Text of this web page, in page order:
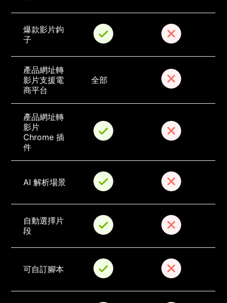
爆款影片鉤
子
產品網址轉
影片支援電
商平台
全部
產品網址轉
影片
Chrome 插
件
AI 解析場景
自動選擇片
段
可自訂腳本